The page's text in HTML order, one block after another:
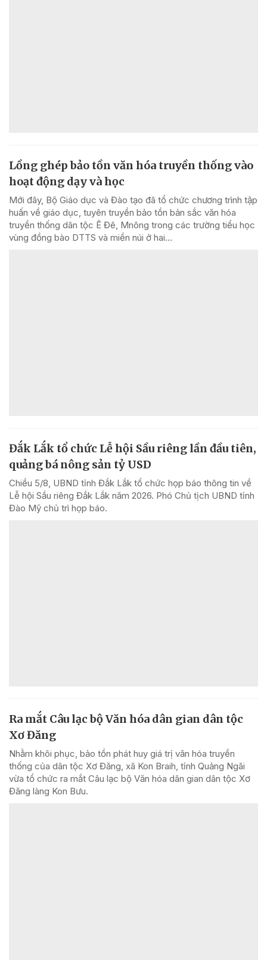
Lồng ghép bảo tồn văn hóa truyền thống vào
hoạt động dạy và học
Mới đây, Bộ Giáo dục và Đào tạo đã tổ chức chương trình tập
huấn về giáo dục, tuyên truyền bảo tồn bản sắc văn hóa
truyền thống dân tộc Ê Đê, Mnông trong các trường tiểu học
vùng đồng bào DTTS và miền núi ở hai...
Đắk Lắk tổ chức Lễ hội Sầu riêng lần đầu tiên,
quảng bá nông sản tỷ USD
Chiều 5/8, UBND tỉnh Đắk Lắk tổ chức họp báo thông tin về
Lễ hội Sầu riêng Đắk Lắk năm 2026. Phó Chủ tịch UBND tỉnh
Đào Mỹ chủ trì họp báo.
Ra mắt Câu lạc bộ Văn hóa dân gian dân tộc
Xơ Đăng
Nhằm khôi phục, bảo tồn phát huy giá trị văn hóa truyền
thống của dân tộc Xơ Đăng, xã Kon Braih, tỉnh Quảng Ngãi
vừa tổ chức ra mắt Câu lạc bộ Văn hóa dân gian dân tộc Xơ
Đăng làng Kon Bưu.